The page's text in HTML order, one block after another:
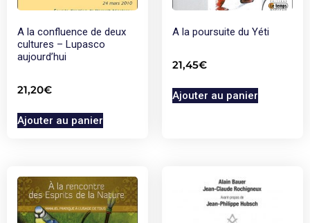
A la confluence de deux
cultures – Lupasco
aujourd’hui
21,20€
Ajouter au panier
A la poursuite du Yéti
21,45€
Ajouter au panier